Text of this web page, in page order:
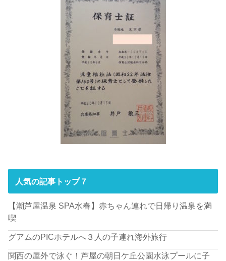
人気の記事トップ７
【潮芦屋温泉 SPA水春】赤ちゃん連れで日帰り温泉を満
喫
グアムのPICホテルへ３人の子連れ海外旅行
関西の屋外で泳ぐ！芦屋の朝日ケ丘公園水泳プールに子